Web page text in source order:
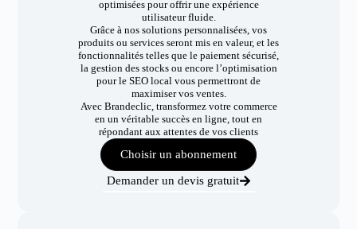
optimisées pour offrir une expérience
utilisateur fluide.
Grâce à nos solutions personnalisées, vos
produits ou services seront mis en valeur, et les
fonctionnalités telles que le paiement sécurisé,
la gestion des stocks ou encore l’optimisation
pour le SEO local vous permettront de
maximiser vos ventes.
Avec Brandeclic, transformez votre commerce
en un véritable succès en ligne, tout en
répondant aux attentes de vos clients
Choisir un abonnement
Demander un devis gratuit